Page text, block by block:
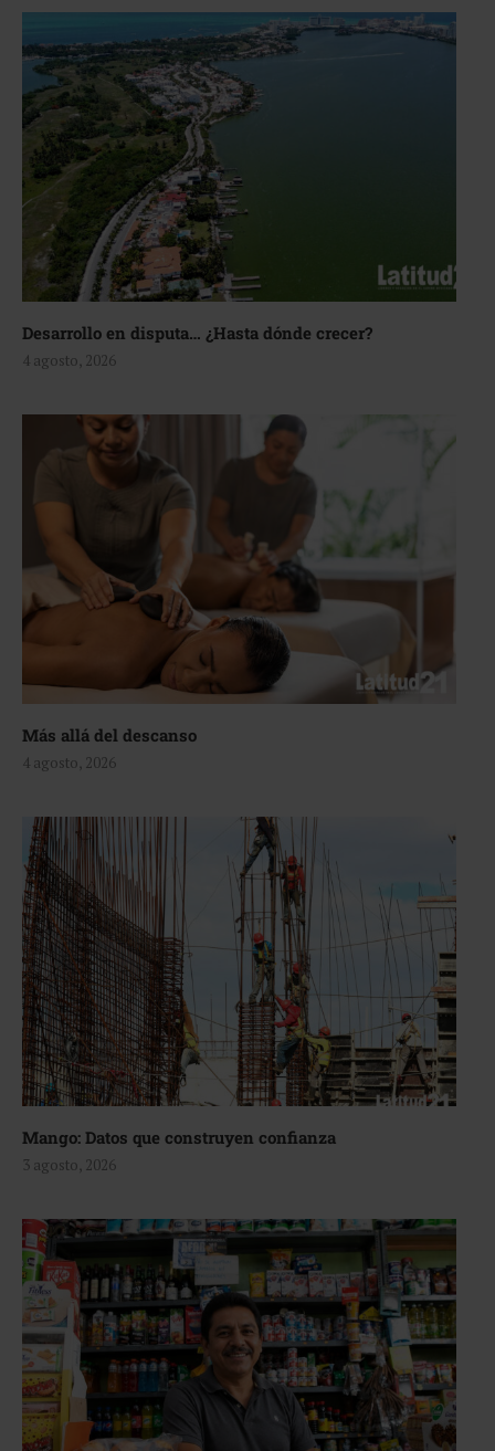
Desarrollo en disputa… ¿Hasta dónde crecer?
4 agosto, 2026
Más allá del descanso
4 agosto, 2026
Mango: Datos que construyen confianza
3 agosto, 2026